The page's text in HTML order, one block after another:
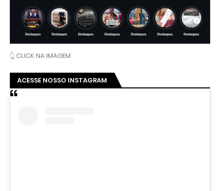
👆 CLICK NA IMAGEM
ACESSE NOSSO INSTAGRAM